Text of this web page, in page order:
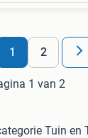
1 2
1 van 2
Tuin en